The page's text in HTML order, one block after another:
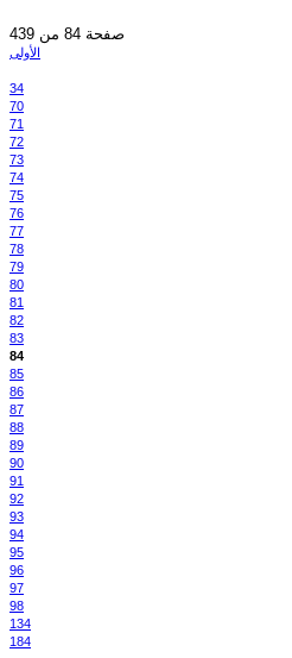
صفحة 84 من 439
الأولى
34
70
71
72
73
74
75
76
77
78
79
80
81
82
83
84
85
86
87
88
89
90
91
92
93
94
95
96
97
98
134
184